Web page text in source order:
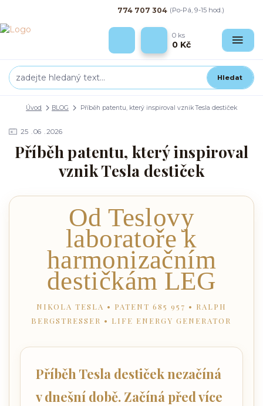
Hledat
774 707 304 (Po-Pá, 9-15 hod.)
0 ks
0 Kč
Úvod BLOG Příběh patentu, který inspiroval vznik Tesla destiček
25 06 2026
Příběh patentu, který inspiroval
vznik Tesla destiček
Od Teslovy
laboratoře k
harmonizačním
destičkám LEG
NIKOLA TESLA • PATENT 685 957 • RALPH
BERGSTRESSER • LIFE ENERGY GENERATOR
Příběh Tesla destiček nezačíná
v dnešní době. Začíná před více